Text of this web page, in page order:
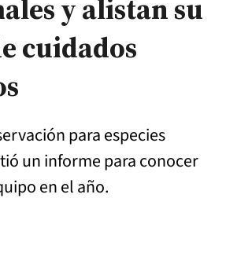
y alistan su
cuidados
para especies
un informe para conocer
en el año.